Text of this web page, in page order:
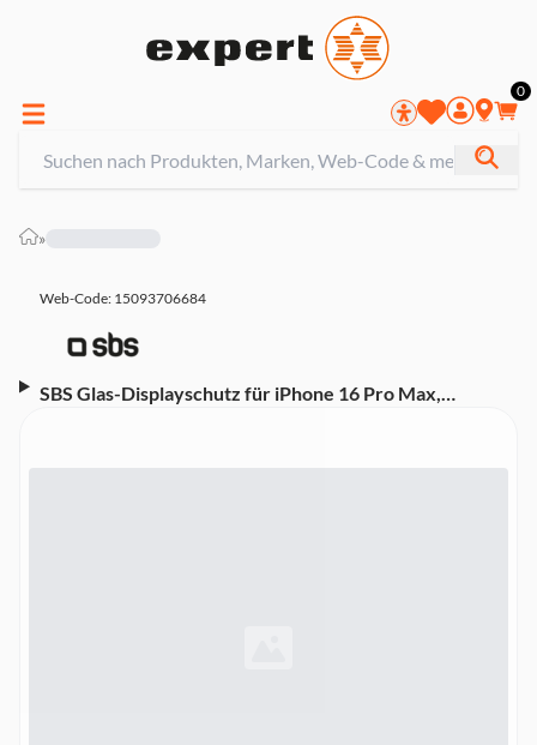
0
»
Web-Code: 15093706684
SBS Glas-Displayschutz für iPhone 16 Pro Max,